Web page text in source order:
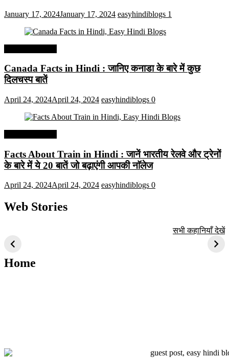
January 17, 2024January 17, 2024 easyhindiblogs 1
Canada Facts in Hindi : जानिए कनाडा के बारे में कुछ
दिलचस्प बातें
April 24, 2024April 24, 2024 easyhindiblogs 0
Facts About Train in Hindi : जानें भारतीय रेलवे और ट्रेनों
के बारे में ये 20 बातें जो बढ़ाएंगी आपकी नाॅलेज
April 24, 2024April 24, 2024 easyhindiblogs 0
Web Stories
तकनीक जो आपको
2024 के लिए सीखनी
चाहिए
ऐतिहासिक स्थान
सभी कहानियाँ देखें
Home